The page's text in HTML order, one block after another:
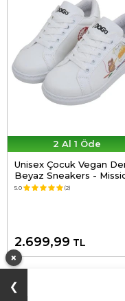
2 Al 1 Öde
Unisex Çocuk Vegan
Beyaz Sneakers -
Cheese Possible Tasarım
5.0 (2)
2.699,99 TL
×
❯